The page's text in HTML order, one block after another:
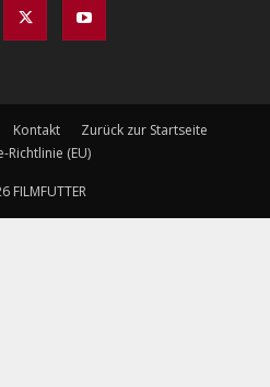
Kontakt
Zurück zur Startseite
Richtlinie (EU)
FILMFUTTER